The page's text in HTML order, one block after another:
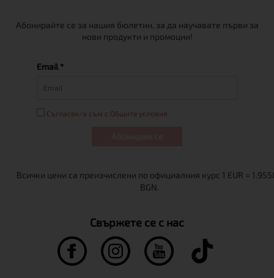
Абонирайте се за нашия бюлетин, за да научавате първи за
нови продукти и промоции!
Email *
Съгласен/а съм с Общите условия
Свържете се с нас